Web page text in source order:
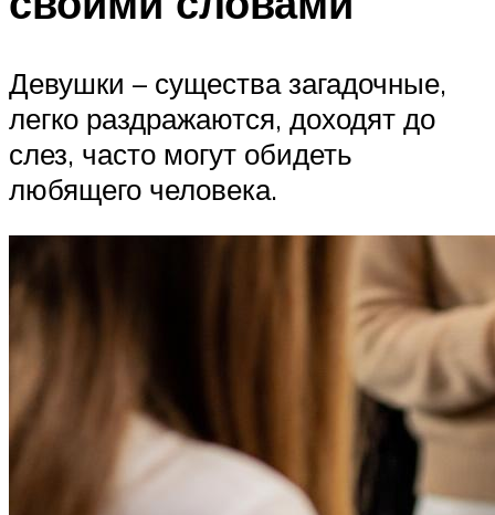
Девушки – существа загадочные,
легко раздражаются, доходят до
слез, часто могут обидеть
любящего человека.